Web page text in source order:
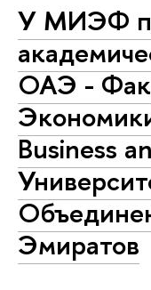
У МИЭФ
ОАЭ -
Business
Эмиратов